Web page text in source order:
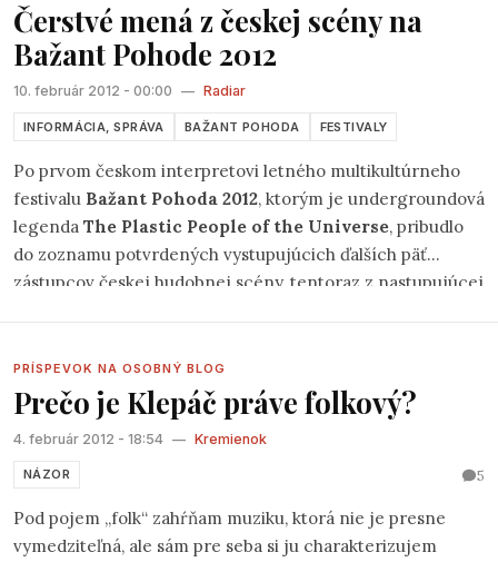
Čerstvé mená z českej scény na
Bažant Pohode 2012
10. február 2012 - 00:00 — Radiar
INFORMÁCIA, SPRÁVA BAŽANT POHODA FESTIVALY
Po prvom českom interpretovi letného multikultúrneho
festivalu Bažant Pohoda 2012, ktorým je undergroundová
legenda The Plastic People of the Universe, pribudlo
do zoznamu potvrdených vystupujúcich ďalších päť
zástupcov českej hudobnej scény, tentoraz z nastupujúcej
PRÍSPEVOK NA OSOBNÝ BLOG
Prečo je Klepáč práve folkový?
4. február 2012 - 18:54 — Kremienok
NÁZOR 5
Pod pojem „folk“ zahŕňam muziku, ktorá nie je presne
vymedziteľná, ale sám pre seba si ju charakterizujem